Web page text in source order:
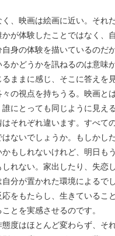
、映画は絵画に近い。それ
かが体験したことではなく、
自身の体験を描いているのだ
るかどうかを訊ねるのは意味
るままに感じ、そこに答えを
々の視点を持ちうる。映画と
誰にとっても同じように見え
それぞれ違います。すべて
はないでしょうか。もしかし
もしれないけれど、明日も
れない。家出したり、失恋
自分が置かれた環境によるで
をもたらし、生きているこ
とを実感させるのです。
度はほとんど変わらず、そ